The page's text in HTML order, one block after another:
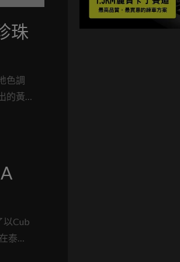
珠
色調
的黃
以Cub
泰國